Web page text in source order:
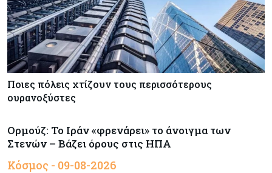
Ποιες πόλεις χτίζουν τους περισσότερους
ουρανοξύστες
Ορμούζ: Το Ιράν «φρενάρει» το άνοιγμα των
Στενών – Βάζει όρους στις ΗΠΑ
Κόσμος - 09-08-2026